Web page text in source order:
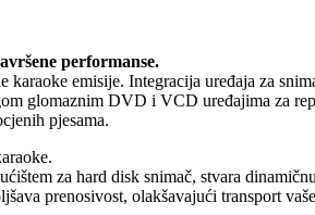
performanse.
karaoke emisije. Integracija uređaja za
glomaznim DVD i VCD uređajima za
pjesama.
za hard disk snimač, stvara
prenosivost, olakšavajući transport